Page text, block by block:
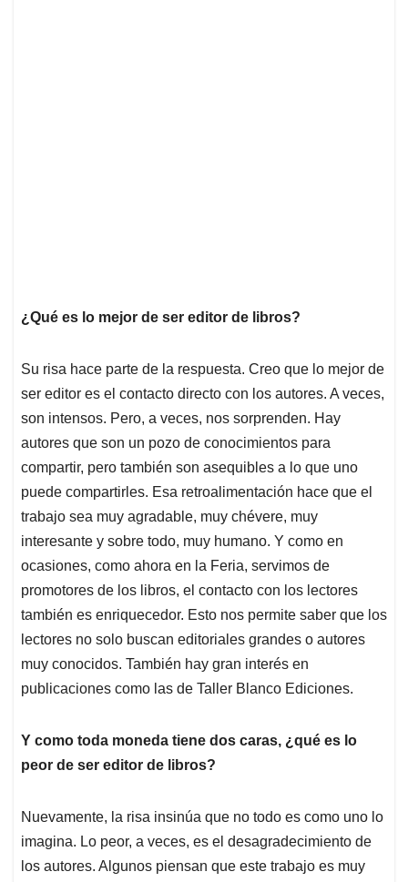
¿Qué es lo mejor de ser editor de libros?
Su risa hace parte de la respuesta. Creo que lo mejor de
ser editor es el contacto directo con los autores. A veces,
son intensos. Pero, a veces, nos sorprenden. Hay
autores que son un pozo de conocimientos para
compartir, pero también son asequibles a lo que uno
puede compartirles. Esa retroalimentación hace que el
trabajo sea muy agradable, muy chévere, muy
interesante y sobre todo, muy humano. Y como en
ocasiones, como ahora en la Feria, servimos de
promotores de los libros, el contacto con los lectores
también es enriquecedor. Esto nos permite saber que los
lectores no solo buscan editoriales grandes o autores
muy conocidos. También hay gran interés en
publicaciones como las de Taller Blanco Ediciones.
Y como toda moneda tiene dos caras, ¿qué es lo
peor de ser editor de libros?
Nuevamente, la risa insinúa que no todo es como uno lo
imagina. Lo peor, a veces, es el desagradecimiento de
los autores. Algunos piensan que este trabajo es muy